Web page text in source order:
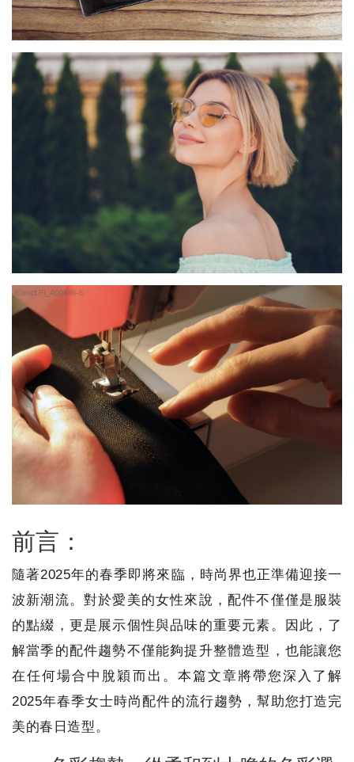
前言：
隨著2025年的春季即將來臨，時尚界也正準備迎接一
波新潮流。對於愛美的女性來說，配件不僅僅是服裝
的點綴，更是展示個性與品味的重要元素。因此，了
解當季的配件趨勢不僅能夠提升整體造型，也能讓您
在任何場合中脫穎而出。本篇文章將帶您深入了解
2025年春季女士時尚配件的流行趨勢，幫助您打造完
美的春日造型。